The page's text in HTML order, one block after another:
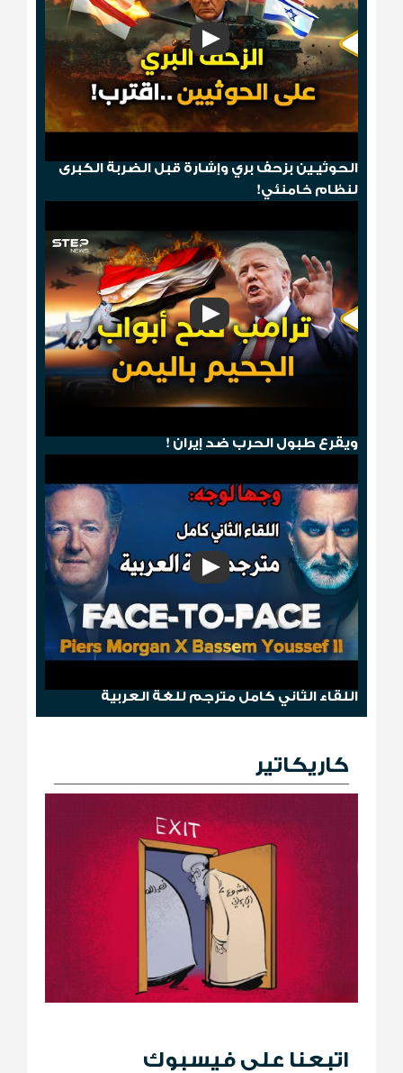
الحوثيـين بزحف بري وإشارة قبل الضربة الكبرى
لنظام خامنئي!
ويقرع طبول الحرب ضد إيران !
اللقاء الثاني كامل مترجم للغة العربية
كاريكاتير
اتبعنا على فيسبوك